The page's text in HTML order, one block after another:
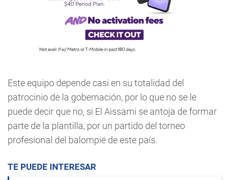
Este equipo depende casi en su totalidad del
patrocinio de la gobernación, por lo que no se le
puede decir que no, si El Aissami se antoja de formar
parte de la plantilla, por un partido del torneo
profesional del balompié de este país.
TE PUEDE INTERESAR